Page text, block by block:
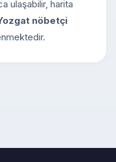
ulaşabilir, harita
nöbetçi